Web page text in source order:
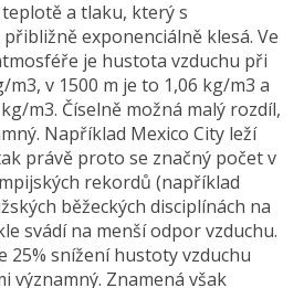
a tlaku, který s
exponenciálně klesá. Ve
je hustota vzduchu při
v 1500 m je to 1,06 kg/m3 a
m3. Číselně možná malý rozdíl,
Například Mexico City leží
právě proto se značný počet v
rekordů (například
běžeckých disciplínách na
svádí na menší odpor vzduchu.
25% snížení hustoty vzduchu
významný. Znamená však